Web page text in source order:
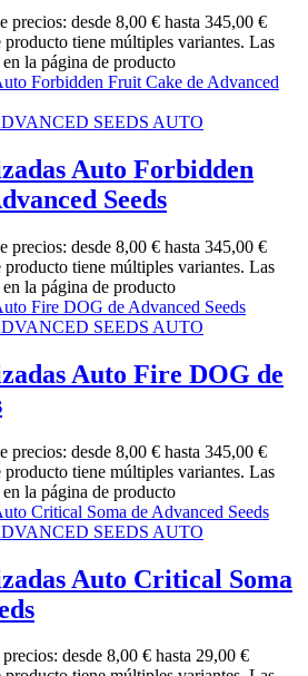
precios: desde 8,00 € hasta 345,00 €
producto tiene múltiples variantes. Las
la página de producto
SEEDS AUTO
Auto Forbidden
Seeds
precios: desde 8,00 € hasta 345,00 €
producto tiene múltiples variantes. Las
la página de producto
SEEDS AUTO
Auto Fire DOG de
precios: desde 8,00 € hasta 345,00 €
producto tiene múltiples variantes. Las
la página de producto
SEEDS AUTO
Auto Critical Soma
desde 8,00 € hasta 29,00 €